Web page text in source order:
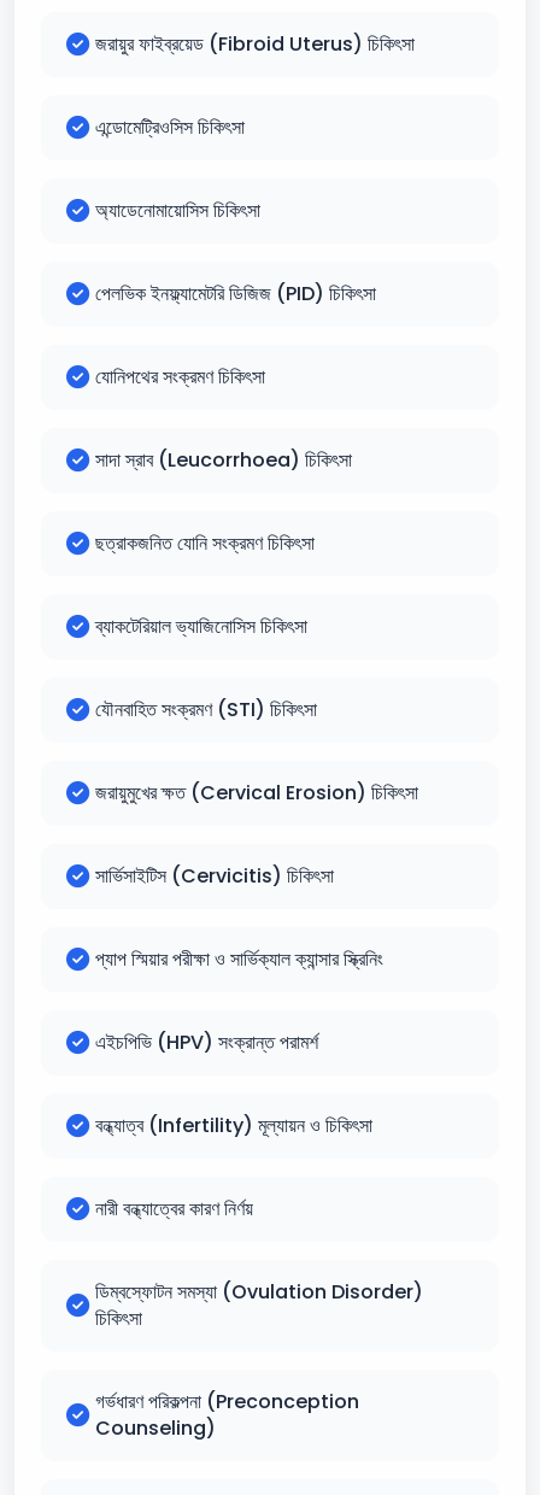
জরায়ুর ফাইব্রয়েড (Fibroid Uterus) চিকিৎসা
এন্ডোমেট্রিওসিস চিকিৎসা
অ্যাডেনোমায়োসিস চিকিৎসা
পেলভিক ইনফ্ল্যামেটরি ডিজিজ (PID) চিকিৎসা
যোনিপথের সংক্রমণ চিকিৎসা
সাদা স্রাব (Leucorrhoea) চিকিৎসা
ছত্রাকজনিত যোনি সংক্রমণ চিকিৎসা
ব্যাকটেরিয়াল ভ্যাজিনোসিস চিকিৎসা
যৌনবাহিত সংক্রমণ (STI) চিকিৎসা
জরায়ুমুখের ক্ষত (Cervical Erosion) চিকিৎসা
সার্ভিসাইটিস (Cervicitis) চিকিৎসা
প্যাপ স্মিয়ার পরীক্ষা ও সার্ভিক্যাল ক্যান্সার স্ক্রিনিং
এইচপিভি (HPV) সংক্রান্ত পরামর্শ
বন্ধ্যাত্ব (Infertility) মূল্যায়ন ও চিকিৎসা
নারী বন্ধ্যাত্বের কারণ নির্ণয়
ডিম্বস্ফোটন সমস্যা (Ovulation Disorder)
চিকিৎসা
গর্ভধারণ পরিকল্পনা (Preconception
Counseling)